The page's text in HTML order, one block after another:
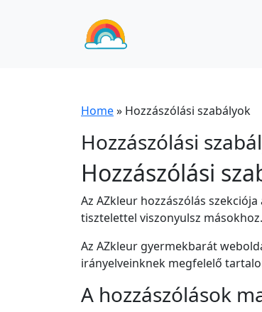
Home» Hozzászólási szabályok
Hozzászólási
Hozzászólási
Az AZkleur hozzászólás
tisztelettel viszonyulsz másokhoz.
Az AZkleur gyermekbarát
irányelveinknek megfelelő
A hozzászólások